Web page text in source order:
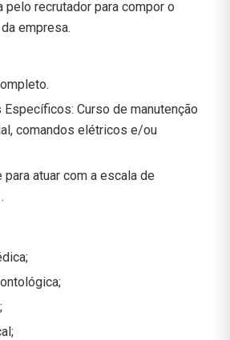
pelo recrutador para compor o
empresa.
Curso de manutenção
comandos elétricos e/ou
atuar com a escala de